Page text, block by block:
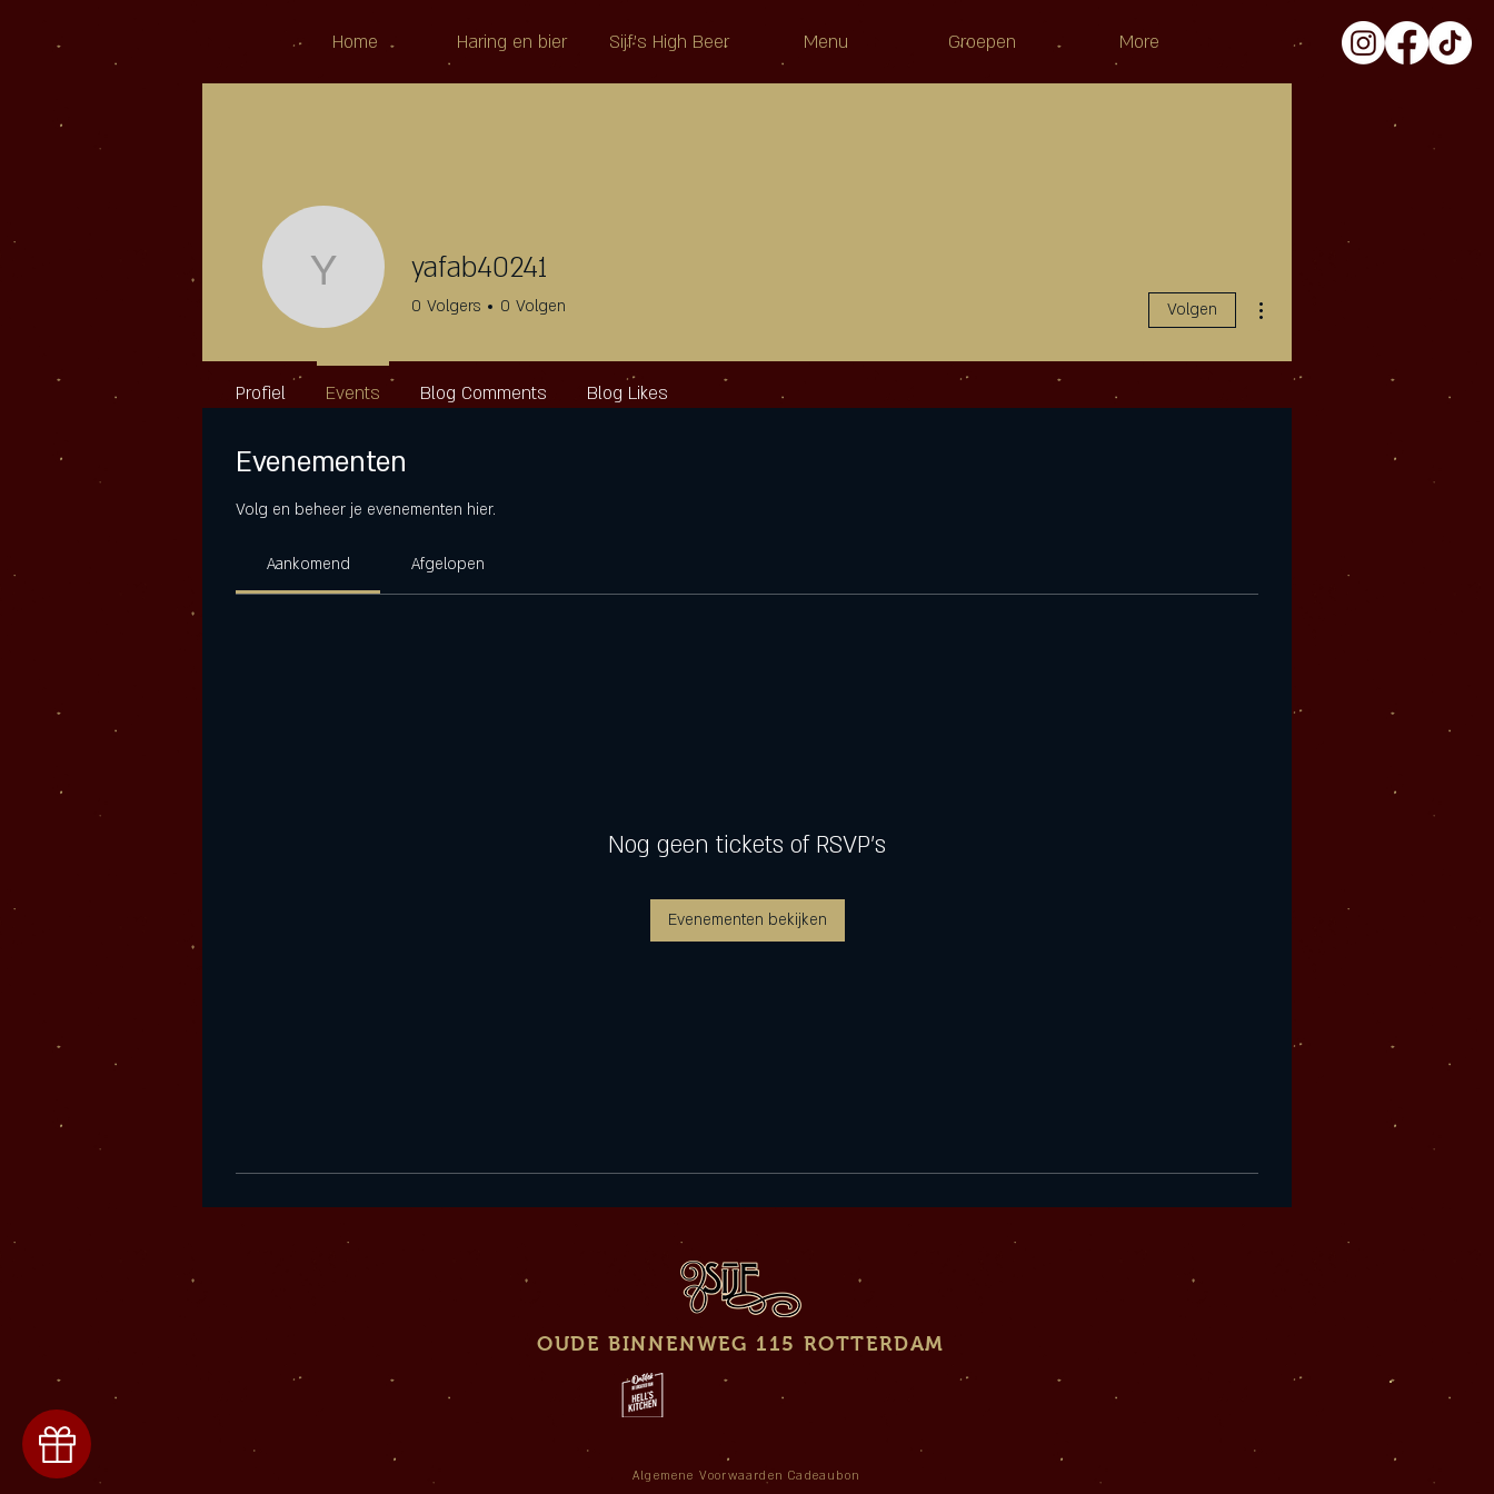
Home Haring en bier Sijf's High Beer Menu Groepen More
Evenementen
Volg en beheer je evenementen hier.
Aankomend Afgelopen
Nog geen tickets of RSVP's
Evenementen bekijken
yafab40241
yafab40241
0 Volgers 0 Volgen Volgen
Profiel Events Blog Comments Blog Likes
OUDE BINNENWEG 115 ROTTERDAM
Algemene Voorwaarden Cadeaubon